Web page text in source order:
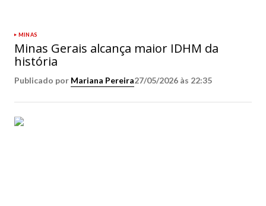
MINAS
Minas Gerais alcança maior IDHM da
história
Publicado por Mariana Pereira27/05/2026 às 22:35